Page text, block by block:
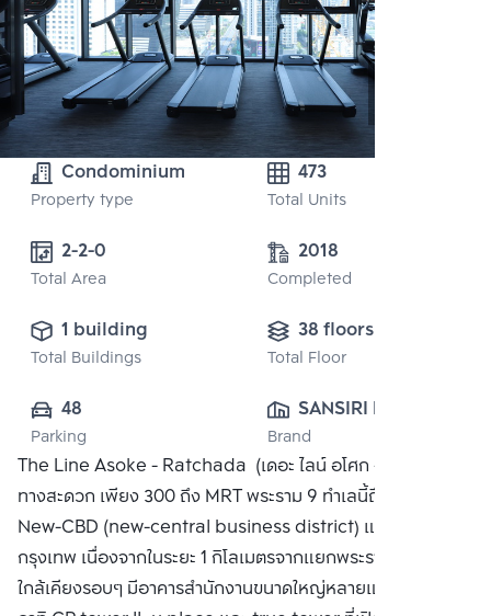
Condominium
Property type
473
Total Units
2-2-0
Total Area
2018
Completed
1 building
Total Buildings
38 floors
Total Floor
48
Parking
SANSIRI PUBLIC
CO., LTD.
Brand
The Line Asoke - Ratchada (เดอะ ไลน์ อโศก - รัชดา) เดิน
ทางสะดวก เพียง 300 ถึง MRT พระราม 9 ทำเลนี้ถือว่าเป็น
New-CBD (new-central business district) แห่งใหม่ของ
กรุงเทพ เนื่องจากในระยะ 1 กิโลเมตรจากแยกพระราม 9 พื้นที่
ใกล้เคียงรอบๆ มีอาคารสำนักงานขนาดใหญ่หลายแห่งในพื้นที่